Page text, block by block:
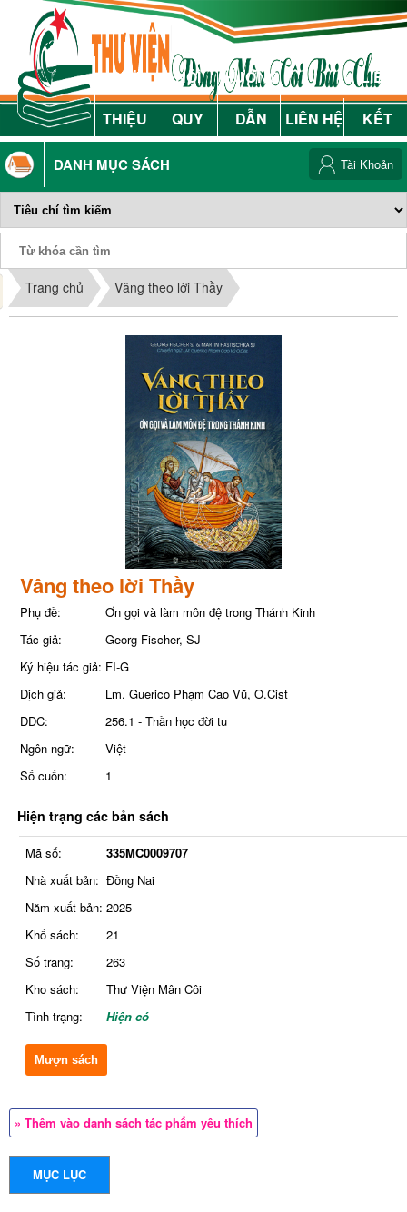
GIỚI
THIỆU
NỘI
QUY
HƯỚNG
DẪN
LIÊN HỆ
LIÊN
KẾT
DANH MỤC SÁCH
Phiếu Sách
Tài Khoản
Trang chủ Vâng theo lời Thầy
Vâng theo lời Thầy
Phụ đề:
Ơn gọi và làm môn đệ trong Thánh Kinh
Tác giả:
Georg Fischer, SJ
Ký hiệu tác giả: FI-G
Dịch giả:
Lm. Guerico Phạm Cao Vũ, O.Cist
DDC:
256.1 - Thần học đời tu
Ngôn ngữ:
Việt
Số cuốn:
1
Hiện trạng các bản sách
Mã số:
335MC0009707
Nhà xuất bản: Đồng Nai
Năm xuất bản: 2025
Khổ sách:
21
Số trang:
263
Kho sách:
Thư Viện Mân Côi
Tình trạng:
Hiện có
Mượn sách
» Thêm vào danh sách tác phẩm yêu thích
MỤC LỤC